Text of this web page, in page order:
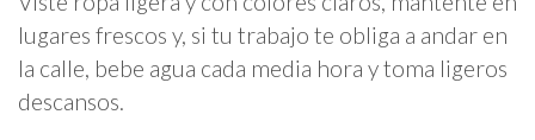
lugares frescos y, si tu trabajo te obliga a andar en
la calle, bebe agua cada media hora y toma ligeros
descansos.